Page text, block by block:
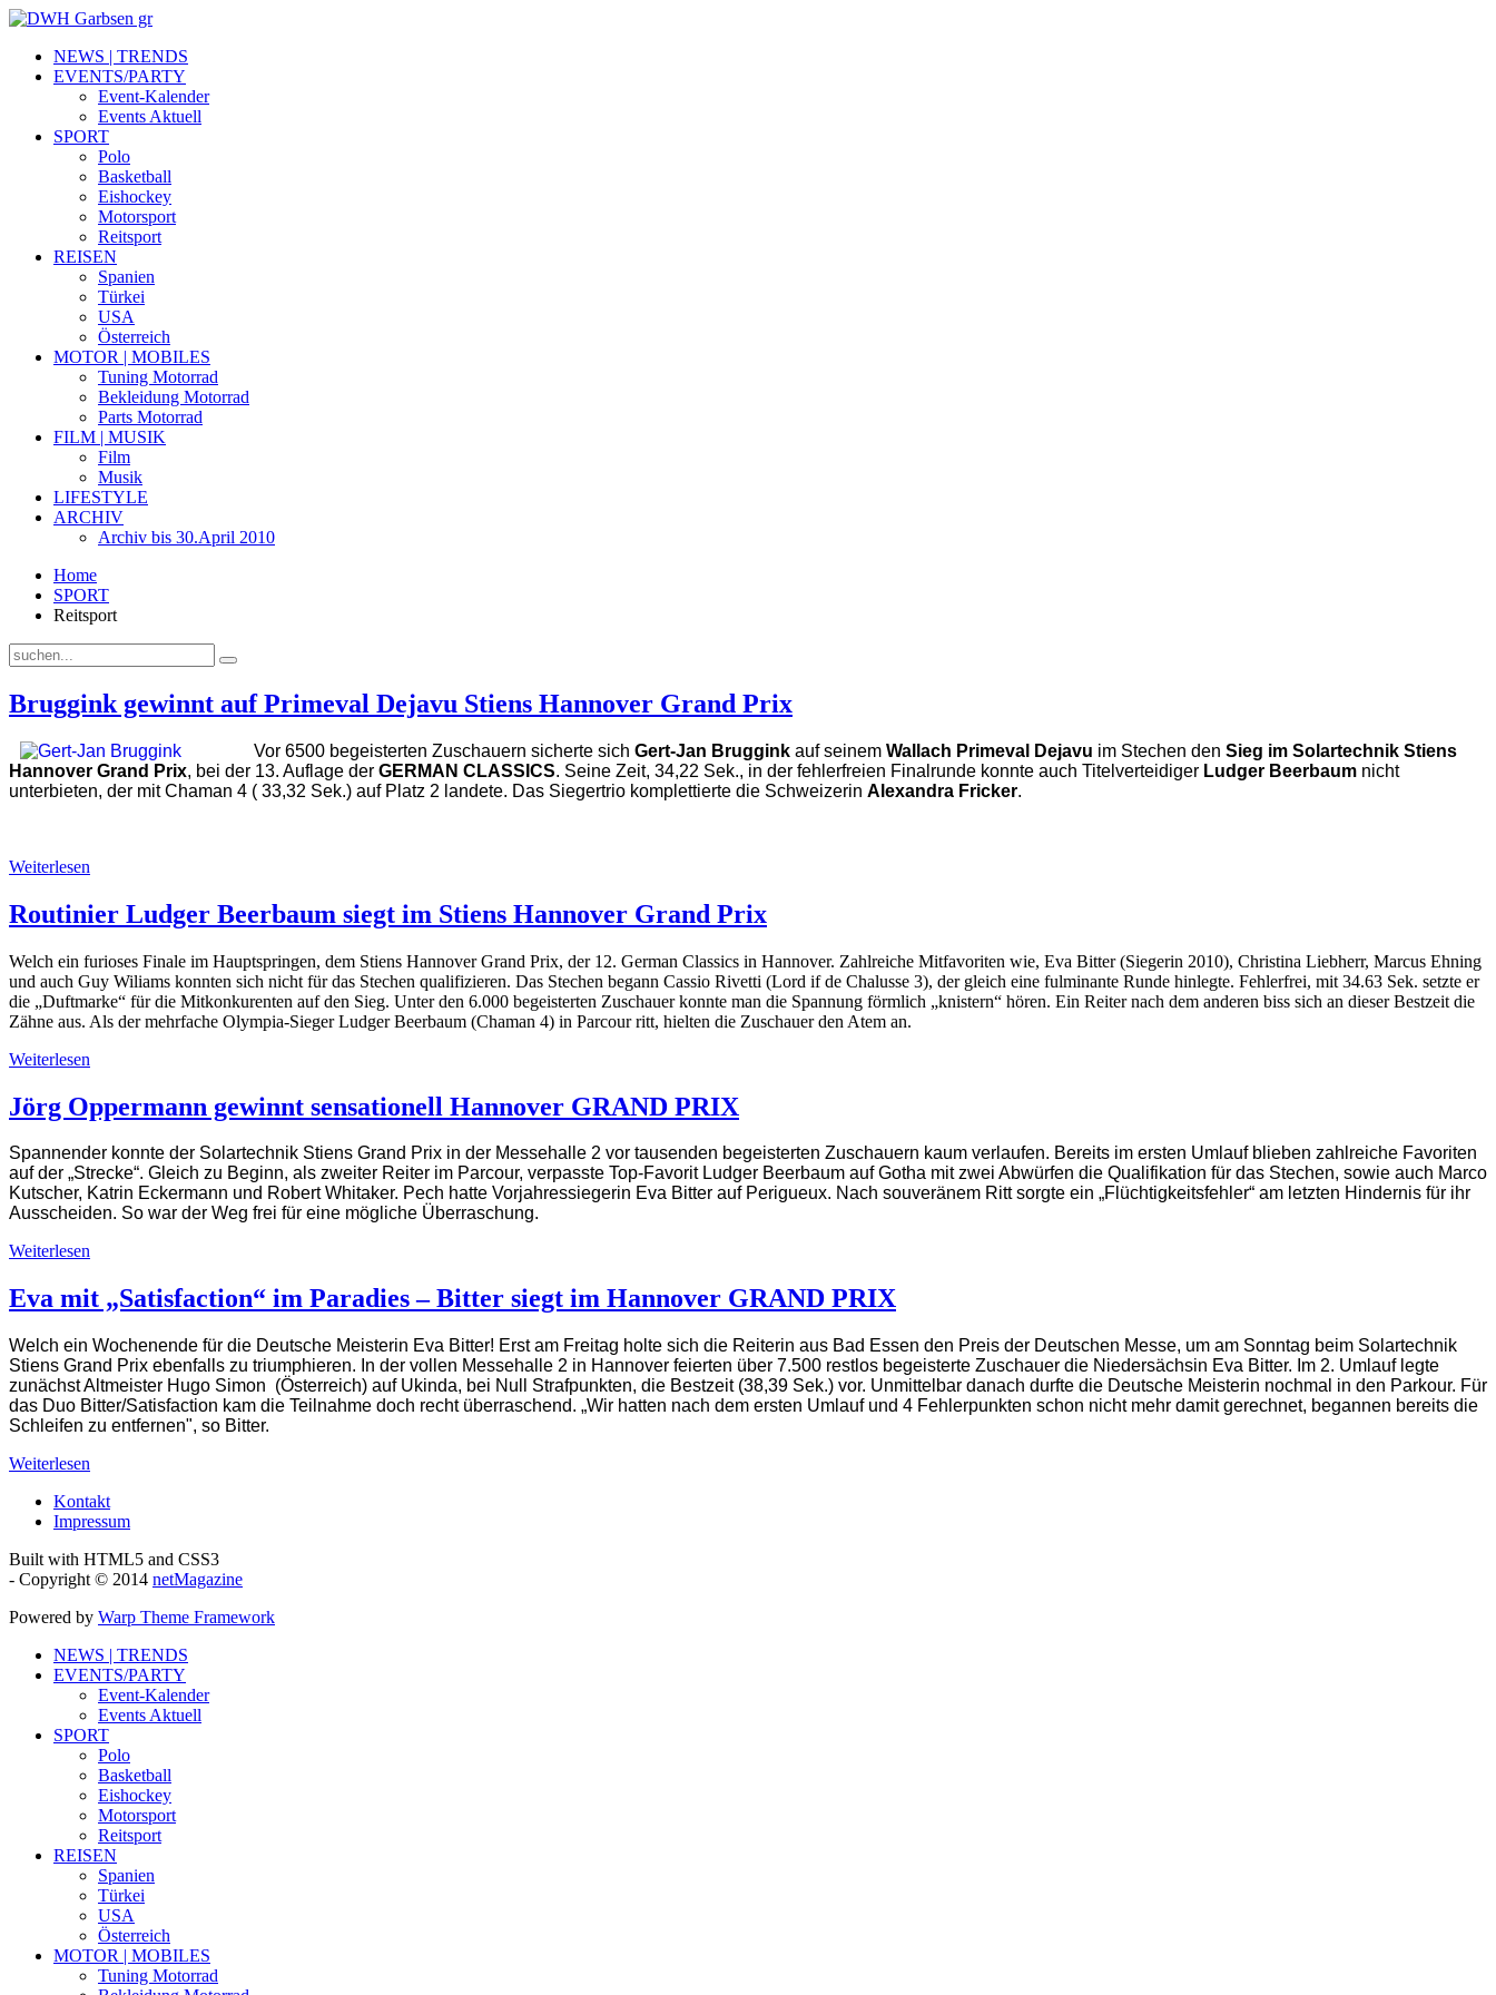
NEWS | TRENDS
EVENTS/PARTY
Event-Kalender
Events Aktuell
SPORT
Polo
Basketball
Eishockey
Motorsport
Reitsport
REISEN
Spanien
Türkei
USA
Österreich
MOTOR | MOBILES
Tuning Motorrad
Bekleidung Motorrad
Parts Motorrad
FILM | MUSIK
Film
Musik
LIFESTYLE
ARCHIV
Archiv bis 30.April 2010
Home
SPORT
Reitsport
Bruggink gewinnt auf Primeval Dejavu Stiens Hannover Grand Prix
Vor 6500 begeisterten Zuschauern sicherte sich Gert-Jan Bruggink auf seinem Wallach Primeval Dejavu im Stechen den Sieg im Solartechnik Stiens
Hannover Grand Prix, bei der 13. Auflage der GERMAN CLASSICS. Seine Zeit, 34,22 Sek., in der fehlerfreien Finalrunde konnte auch Titelverteidiger Ludger Beerbaum nicht
unterbieten, der mit Chaman 4 ( 33,32 Sek.) auf Platz 2 landete. Das Siegertrio komplettierte die Schweizerin Alexandra Fricker.
Weiterlesen
Routinier Ludger Beerbaum siegt im Stiens Hannover Grand Prix
Welch ein furioses Finale im Hauptspringen, dem Stiens Hannover Grand Prix, der 12. German Classics in Hannover. Zahlreiche Mitfavoriten wie, Eva Bitter (Siegerin 2010), Christina Liebherr, Marcus Ehning
und auch Guy Wiliams konnten sich nicht für das Stechen qualifizieren. Das Stechen begann Cassio Rivetti (Lord if de Chalusse 3), der gleich eine fulminante Runde hinlegte. Fehlerfrei, mit 34.63 Sek. setzte er
die „Duftmarke“ für die Mitkonkurenten auf den Sieg. Unter den 6.000 begeisterten Zuschauer konnte man die Spannung förmlich „knistern“ hören. Ein Reiter nach dem anderen biss sich an dieser Bestzeit die
Zähne aus. Als der mehrfache Olympia-Sieger Ludger Beerbaum (Chaman 4) in Parcour ritt, hielten die Zuschauer den Atem an.
Weiterlesen
Jörg Oppermann gewinnt sensationell Hannover GRAND PRIX
Spannender konnte der Solartechnik Stiens Grand Prix in der Messehalle 2 vor tausenden begeisterten Zuschauern kaum verlaufen. Bereits im ersten Umlauf blieben zahlreiche Favoriten
auf der „Strecke“. Gleich zu Beginn, als zweiter Reiter im Parcour, verpasste Top-Favorit Ludger Beerbaum auf Gotha mit zwei Abwürfen die Qualifikation für das Stechen, sowie auch Marco
Kutscher, Katrin Eckermann und Robert Whitaker. Pech hatte Vorjahressiegerin Eva Bitter auf Perigueux. Nach souveränem Ritt sorgte ein „Flüchtigkeitsfehler“ am letzten Hindernis für ihr
Ausscheiden. So war der Weg frei für eine mögliche Überraschung.
Weiterlesen
Eva mit „Satisfaction“ im Paradies – Bitter siegt im Hannover GRAND PRIX
Welch ein Wochenende für die Deutsche Meisterin Eva Bitter! Erst am Freitag holte sich die Reiterin aus Bad Essen den Preis der Deutschen Messe, um am Sonntag beim Solartechnik
Stiens Grand Prix ebenfalls zu triumphieren. In der vollen Messehalle 2 in Hannover feierten über 7.500 restlos begeisterte Zuschauer die Niedersächsin Eva Bitter. Im 2. Umlauf legte
zunächst Altmeister Hugo Simon (Österreich) auf Ukinda, bei Null Strafpunkten, die Bestzeit (38,39 Sek.) vor. Unmittelbar danach durfte die Deutsche Meisterin nochmal in den Parkour. Für
das Duo Bitter/Satisfaction kam die Teilnahme doch recht überraschend. „Wir hatten nach dem ersten Umlauf und 4 Fehlerpunkten schon nicht mehr damit gerechnet, begannen bereits die
Schleifen zu entfernen", so Bitter.
Weiterlesen
Kontakt
Impressum
Built with HTML5 and CSS3
- Copyright © 2014 netMagazine
Powered by Warp Theme Framework
NEWS | TRENDS
EVENTS/PARTY
Event-Kalender
Events Aktuell
SPORT
Polo
Basketball
Eishockey
Motorsport
Reitsport
REISEN
Spanien
Türkei
USA
Österreich
MOTOR | MOBILES
Tuning Motorrad